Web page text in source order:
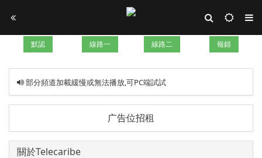
默認 線路一 線路二 報錯
部分頻道加載緩慢或無法播放,可PC端試試
广告位招租
關於Telecaribe